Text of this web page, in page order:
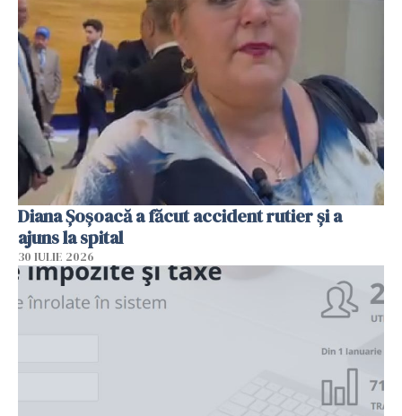
Diana Șoșoacă a făcut accident rutier și a
ajuns la spital
30 IULIE 2026